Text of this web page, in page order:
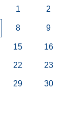
1 2
8 9
15 16
22 23
29 30